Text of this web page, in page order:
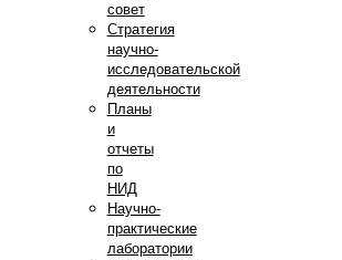
совет
Стратегия
научно-
исследовательской
деятельности
Планы
и
отчеты
по
НИД
Научно-
практические
лаборатории